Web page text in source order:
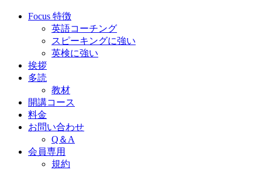
Focus 特徴
英語コーチング
スピーキングに強い
英検に強い
挨拶
多読
教材
開講コース
料金
お問い合わせ
Q＆A
会員専用
規約